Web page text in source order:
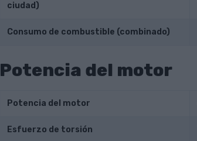
ciudad)
Consumo de combustible (combinado)
Potencia del motor
Potencia del motor
Esfuerzo de torsión